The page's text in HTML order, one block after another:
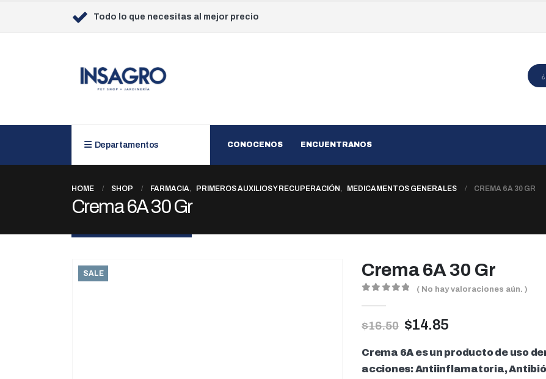
Todo lo que necesitas al mejor precio
Departamentos CONOCENOS ENCUENTRANOS
HOME SHOP FARMACIA, PRIMEROS AUXILIOS Y RECUPERACIÓN, MEDICAMENTOS GENERALES CREMA 6A 30 GR
Crema 6A 30 Gr
SALE Crema 6A 30 Gr
( No hay valoraciones aún. )
$16.50 $14.85
Crema 6A es un producto de uso
acciones: Antiinflamatoria,